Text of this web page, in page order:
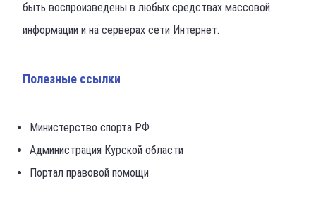
быть воспроизведены в любых средствах массовой
информации и на серверах сети Интернет.
Полезные ссылки
Министерство спорта РФ
Администрация Курской области
Портал правовой помощи